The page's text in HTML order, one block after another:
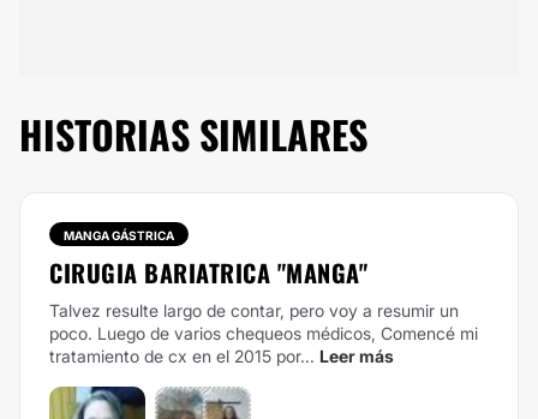
HISTORIAS SIMILARES
MANGA GÁSTRICA
CIRUGIA BARIATRICA "MANGA"
Talvez resulte largo de contar, pero voy a resumir un
poco. Luego de varios chequeos médicos, Comencé mi
tratamiento de cx en el 2015 por... Leer más